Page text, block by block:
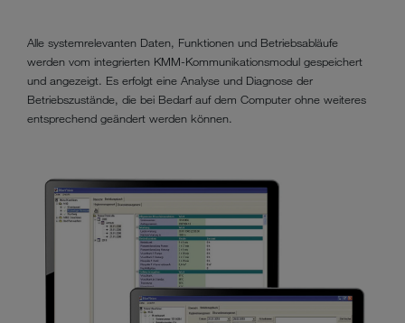
Alle systemrelevanten Daten, Funktionen und Betriebsabläufe
werden vom integrierten KMM-Kommunikationsmodul gespeichert
und angezeigt. Es erfolgt eine Analyse und Diagnose der
Betriebszustände, die bei Bedarf auf dem Computer ohne weiteres
entsprechend geändert werden können.